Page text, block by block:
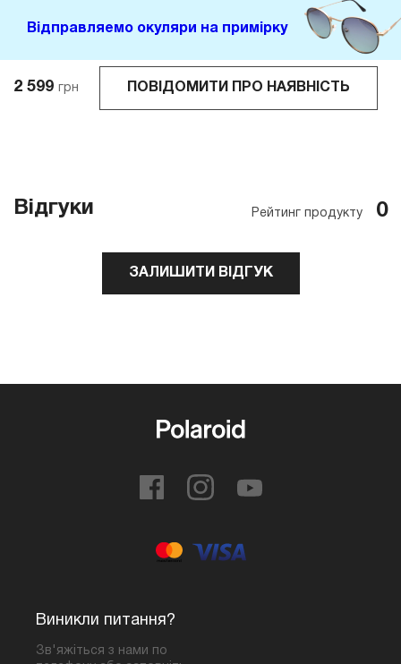
2 599 грн ПОВІДОМИТИ ПРО НАЯВНІСТЬ
Відправляемо окуляри на примірку
Відгуки Рейтинг продукту 0
ЗАЛИШИТИ ВІДГУК
Виникли питання?
Зв'яжіться з нами по